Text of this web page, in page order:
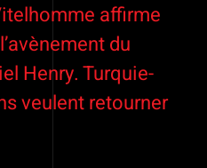
affirme
du
Henry. Turquie-
veulent retourner